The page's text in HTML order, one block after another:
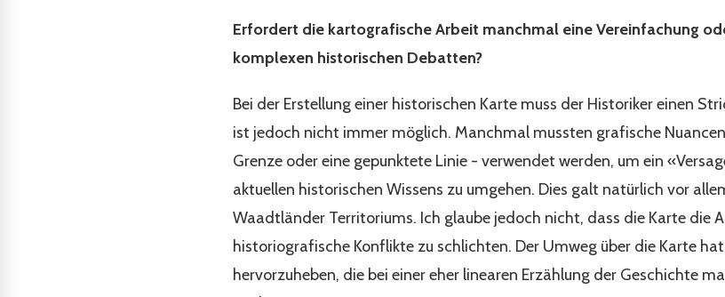
Erfordert die kartografische Arbeit manchmal eine Vereinfachung
komplexen historischen Debatten?
Bei der Erstellung einer historischen Karte muss der Historiker einen
ist jedoch nicht immer möglich. Manchmal mussten grafische
Grenze oder eine gepunktete Linie - verwendet werden, um ein
aktuellen historischen Wissens zu umgehen. Dies galt natürlich vor
Waadtländer Territoriums. Ich glaube jedoch nicht, dass die Karte die
historiografische Konflikte zu schlichten. Der Umweg über die Karte
hervorzuheben, die bei einer eher linearen Erzählung der Geschichte